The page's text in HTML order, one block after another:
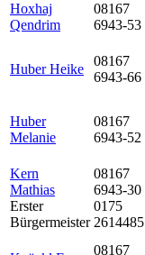
Hoxhaj
Qendrim
08167
6943-53
Huber Heike
08167
6943-66
Huber
Melanie
08167
6943-52
Kern
Mathias
Erster
Bürgermeister
08167
6943-30
0175
2614485
08167